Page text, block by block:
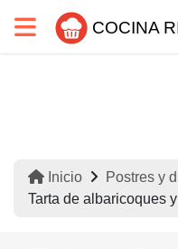
COCINA
Inicio
Postres y
Tarta de albaricoques